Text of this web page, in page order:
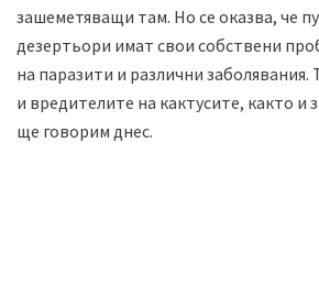
зашеметяващи там. Но се оказва, че
дезертьори имат свои собствени
на паразити и различни заболявания.
и вредителите на кактусите, както и
ще говорим днес.